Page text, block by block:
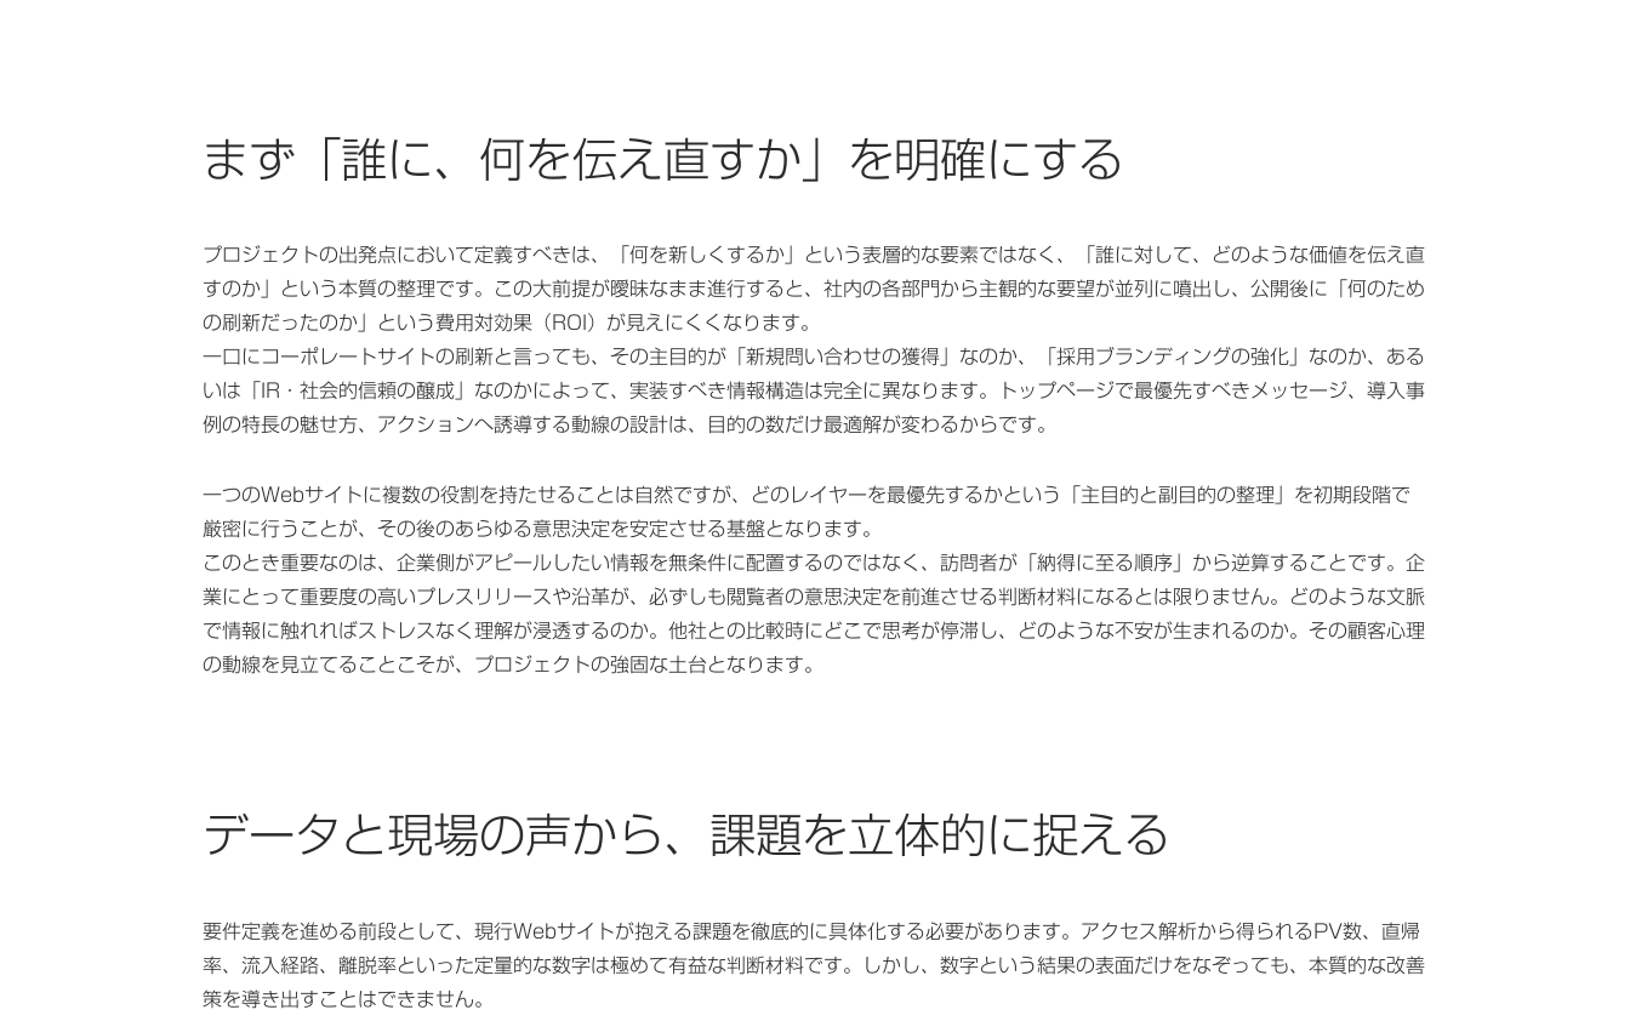
まず「誰に、何を伝え直すか」を明確にする
プロジェクトの出発点において定義すべきは、「何を新しくするか」という表層的な要素ではなく、「誰に対して、どのような価値を伝え直
すのか」という本質の整理です。この大前提が曖昧なまま進行すると、社内の各部門から主観的な要望が並列に噴出し、公開後に「何のため
の刷新だったのか」という費用対効果（ROI）が見えにくくなります。
一口にコーポレートサイトの刷新と言っても、その主目的が「新規問い合わせの獲得」なのか、「採用ブランディングの強化」なのか、ある
いは「IR・社会的信頼の醸成」なのかによって、実装すべき情報構造は完全に異なります。トップページで最優先すべきメッセージ、導入事
例の特長の魅せ方、アクションへ誘導する動線の設計は、目的の数だけ最適解が変わるからです。
一つのWebサイトに複数の役割を持たせることは自然ですが、どのレイヤーを最優先するかという「主目的と副目的の整理」を初期段階で
厳密に行うことが、その後のあらゆる意思決定を安定させる基盤となります。
このとき重要なのは、企業側がアピールしたい情報を無条件に配置するのではなく、訪問者が「納得に至る順序」から逆算することです。企
業にとって重要度の高いプレスリリースや沿革が、必ずしも閲覧者の意思決定を前進させる判断材料になるとは限りません。どのような文脈
で情報に触れればストレスなく理解が浸透するのか。他社との比較時にどこで思考が停滞し、どのような不安が生まれるのか。その顧客心理
の動線を見立てることこそが、プロジェクトの強固な土台となります。
データと現場の声から、課題を立体的に捉える
要件定義を進める前段として、現行Webサイトが抱える課題を徹底的に具体化する必要があります。アクセス解析から得られるPV数、直帰
率、流入経路、離脱率といった定量的な数字は極めて有益な判断材料です。しかし、数字という結果の表面だけをなぞっても、本質的な改善
策を導き出すことはできません。